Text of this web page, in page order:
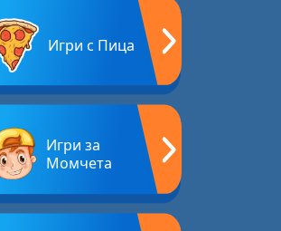
Игри с Пица
Игри за
Момчета